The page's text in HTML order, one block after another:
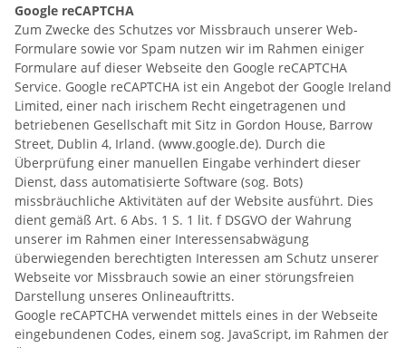
Google reCAPTCHA
Zum Zwecke des Schutzes vor Missbrauch unserer Web-
Formulare sowie vor Spam nutzen wir im Rahmen einiger
Formulare auf dieser Webseite den Google reCAPTCHA
Service. Google reCAPTCHA ist ein Angebot der Google Ireland
Limited, einer nach irischem Recht eingetragenen und
betriebenen Gesellschaft mit Sitz in Gordon House, Barrow
Street, Dublin 4, Irland. (www.google.de). Durch die
Überprüfung einer manuellen Eingabe verhindert dieser
Dienst, dass automatisierte Software (sog. Bots)
missbräuchliche Aktivitäten auf der Website ausführt. Dies
dient gemäß Art. 6 Abs. 1 S. 1 lit. f DSGVO der Wahrung
unserer im Rahmen einer Interessensabwägung
überwiegenden berechtigten Interessen am Schutz unserer
Webseite vor Missbrauch sowie an einer störungsfreien
Darstellung unseres Onlineauftritts.
Google reCAPTCHA verwendet mittels eines in der Webseite
eingebundenen Codes, einem sog. JavaScript, im Rahmen der